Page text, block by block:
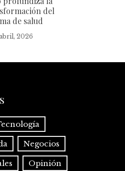
del
de salud
2026
Negocios
Opinión